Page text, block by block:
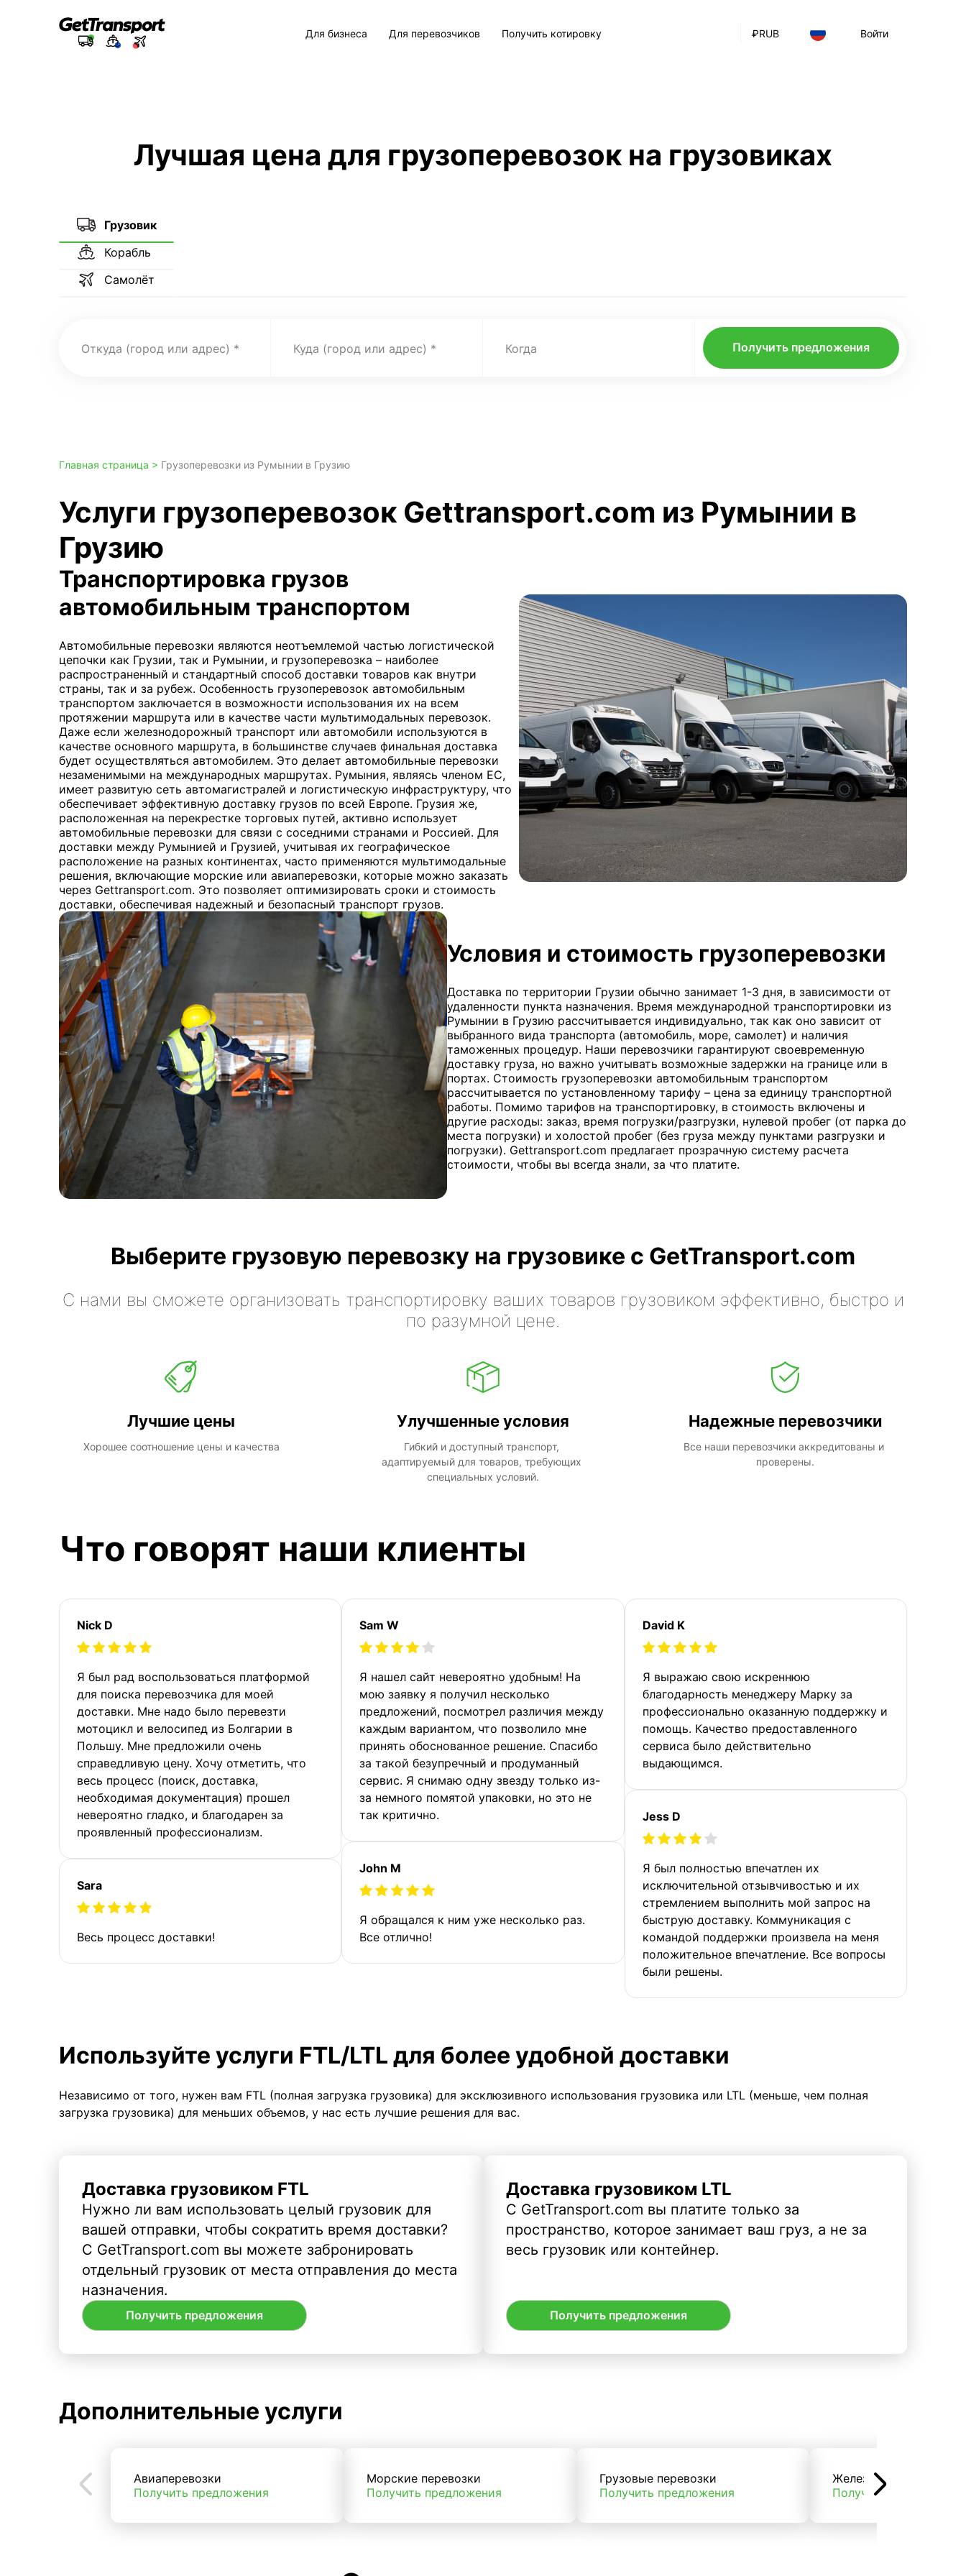
₽RUB Войти
Для бизнеса Для перевозчиков Получить котировку
Лучшая цена для грузоперевозок на грузовиках
Грузовик
Корабль
Самолёт
Откуда (город или адрес) Куда (город или адрес) Когда Получить предложения
Главная страница > Грузоперевозки из Румынии в Грузию
Услуги грузоперевозок Gettransport.com из Румынии в
Грузию
Транспортировка грузов
автомобильным транспортом
Автомобильные перевозки являются неотъемлемой частью логистической
цепочки как Грузии, так и Румынии, и грузоперевозка – наиболее
распространенный и стандартный способ доставки товаров как внутри
страны, так и за рубеж. Особенность грузоперевозок автомобильным
транспортом заключается в возможности использования их на всем
протяжении маршрута или в качестве части мультимодальных перевозок.
Даже если железнодорожный транспорт или автомобили используются в
качестве основного маршрута, в большинстве случаев финальная доставка
будет осуществляться автомобилем. Это делает автомобильные перевозки
незаменимыми на международных маршрутах. Румыния, являясь членом ЕС,
имеет развитую сеть автомагистралей и логистическую инфраструктуру, что
обеспечивает эффективную доставку грузов по всей Европе. Грузия же,
расположенная на перекрестке торговых путей, активно использует
автомобильные перевозки для связи с соседними странами и Россией. Для
доставки между Румынией и Грузией, учитывая их географическое
расположение на разных континентах, часто применяются мультимодальные
решения, включающие морские или авиаперевозки, которые можно заказать
через Gettransport.com. Это позволяет оптимизировать сроки и стоимость
доставки, обеспечивая надежный и безопасный транспорт грузов.
Условия и стоимость грузоперевозки
Доставка по территории Грузии обычно занимает 1-3 дня, в зависимости от
удаленности пункта назначения. Время международной транспортировки из
Румынии в Грузию рассчитывается индивидуально, так как оно зависит от
выбранного вида транспорта (автомобиль, море, самолет) и наличия
таможенных процедур. Наши перевозчики гарантируют своевременную
доставку груза, но важно учитывать возможные задержки на границе или в
портах. Стоимость грузоперевозки автомобильным транспортом
рассчитывается по установленному тарифу – цена за единицу транспортной
работы. Помимо тарифов на транспортировку, в стоимость включены и
другие расходы: заказ, время погрузки/разгрузки, нулевой пробег (от парка до
места погрузки) и холостой пробег (без груза между пунктами разгрузки и
погрузки). Gettransport.com предлагает прозрачную систему расчета
стоимости, чтобы вы всегда знали, за что платите.
Выберите грузовую перевозку на грузовике с GetTransport.com
С нами вы сможете организовать транспортировку ваших товаров грузовиком эффективно, быстро и
по разумной цене.
Лучшие цены
Хорошее соотношение цены и качества
Улучшенные условия
Гибкий и доступный транспорт,
адаптируемый для товаров, требующих
специальных условий.
Надежные перевозчики
Все наши перевозчики аккредитованы и
проверены.
Что говорят наши клиенты
Nick D
Я был рад воспользоваться платформой
для поиска перевозчика для моей
доставки. Мне надо было перевезти
мотоцикл и велосипед из Болгарии в
Польшу. Мне предложили очень
справедливую цену. Хочу отметить, что
весь процесс (поиск, доставка,
необходимая документация) прошел
невероятно гладко, и благодарен за
проявленный профессионализм.
Sara
Весь процесс доставки!
Sam W
Я нашел сайт невероятно удобным! На
мою заявку я получил несколько
предложений, посмотрел различия между
каждым вариантом, что позволило мне
принять обоснованное решение. Спасибо
за такой безупречный и продуманный
сервис. Я снимаю одну звезду только из-
за немного помятой упаковки, но это не
так критично.
John M
Я обращался к ним уже несколько раз.
Все отлично!
David K
Я выражаю свою искреннюю
благодарность менеджеру Марку за
профессионально оказанную поддержку и
помощь. Качество предоставленного
сервиса было действительно
выдающимся.
Jess D
Я был полностью впечатлен их
исключительной отзывчивостью и их
стремлением выполнить мой запрос на
быструю доставку. Коммуникация с
командой поддержки произвела на меня
положительное впечатление. Все вопросы
были решены.
Используйте услуги FTL/LTL для более удобной доставки
Независимо от того, нужен вам FTL (полная загрузка грузовика) для эксклюзивного использования грузовика или LTL (меньше, чем полная
загрузка грузовика) для меньших объемов, у нас есть лучшие решения для вас.
Доставка грузовиком FTL
Нужно ли вам использовать целый грузовик для
вашей отправки, чтобы сократить время доставки?
С GetTransport.com вы можете забронировать
отдельный грузовик от места отправления до места
назначения.
Получить предложения
Доставка грузовиком LTL
С GetTransport.com вы платите только за
пространство, которое занимает ваш груз, а не за
весь грузовик или контейнер.
Получить предложения
Дополнительные услуги
Авиаперевозки
Получить предложения
Морские перевозки
Получить предложения
Грузовые перевозки
Получить предложения
Железнодорожные
Получить